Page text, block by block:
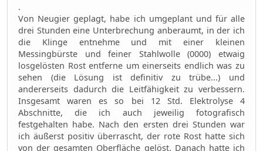
.
Von Neugier geplagt, habe ich umgeplant und für alle
drei Stunden eine Unterbrechung anberaumt, in der ich
die Klinge entnehme und mit einer kleinen
Messingbürste und feiner Stahlwolle (0000) etwaig
losgelösten Rost entferne um einerseits endlich was zu
sehen (die Lösung ist definitiv zu trübe...) und
andererseits dadurch die Leitfähigkeit zu verbessern.
Insgesamt waren es so bei 12 Std. Elektrolyse 4
Abschnitte, die ich auch jeweilig fotografisch
festgehalten habe. Nach den ersten drei Stunden war
ich äußerst positiv überrascht, der rote Rost hatte sich
von der gesamten Oberfläche gelöst. Danach hatte ich